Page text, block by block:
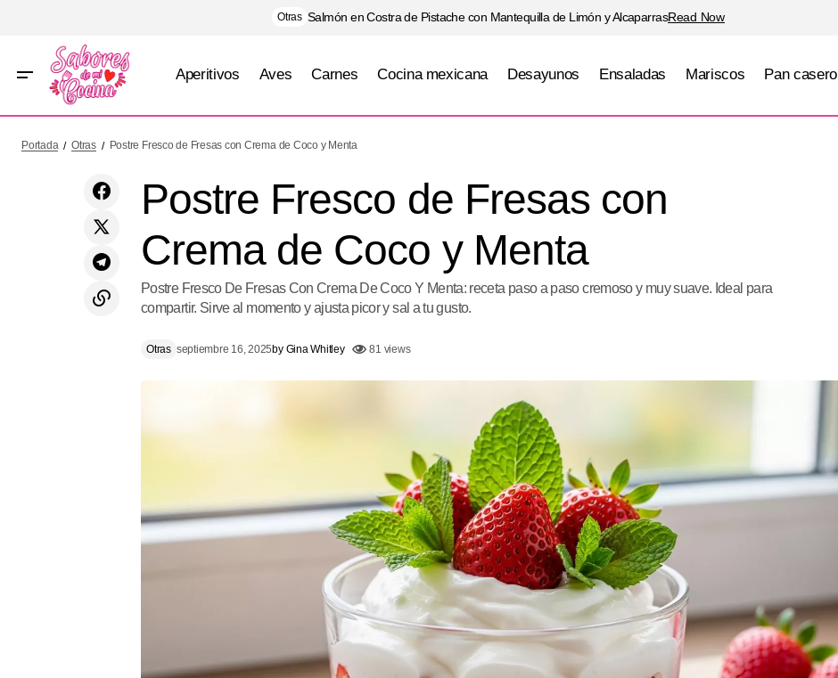
Otras Salmón en Costra de Pistache con Mantequilla de Limón y AlcaparrasRead Now
Aperitivos Aves Carnes Cocina mexicana Desayunos Ensaladas Mariscos Pan casero
Rúcula
Portada Otras Postre Fresco de Fresas con Crema de Coco y Menta
Postre Fresco de Fresas con
Crema de Coco y Menta
Postre Fresco De Fresas Con Crema De Coco Y Menta: receta paso a paso cremoso y muy suave. Ideal para
compartir. Sirve al momento y ajusta picor y sal a tu gusto.
Otras septiembre 16, 2025by Gina Whitley 81 views